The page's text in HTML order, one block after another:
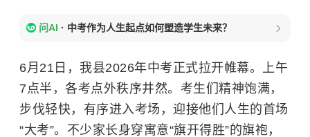
问AI · 中考作为人生起点如何塑造学生未来？
6月21日，我县2026年中考正式拉开帷幕。上午
7点半，各考点外秩序井然。考生们精神饱满，
步伐轻快，有序进入考场，迎接他们人生的首场
“大考”。不少家长身穿寓意“旗开得胜”的旗袍，